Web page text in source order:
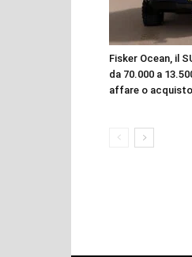
Fisker Ocean, il
da 70.000 a
affare o